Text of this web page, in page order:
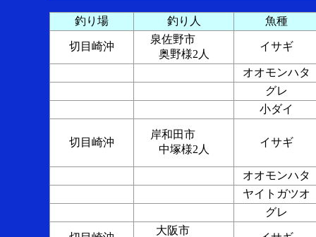
釣り場 釣り人 魚種
切目崎沖
泉佐野市
奥野様2人
イサギ
オオモンハタ
グレ
小ダイ
切目崎沖
岸和田市
中塚様2人
イサギ
オオモンハタ
ヤイトガツオ
グレ
大阪市